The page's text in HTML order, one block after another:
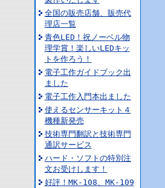
全国の販売店舗、販売代
理店一覧
青色LED！祝ノーベル物
理学賞！楽しいLEDキッ
トを作ろう！
電子工作ガイドブック出
ました
電子工作入門本出ました
使えるセンサーキット４
機種新発売
技術専門翻訳と技術専門
通訳サービス
ハード・ソフトの特別注
文お受けします！
好評！MK-108、MK-109